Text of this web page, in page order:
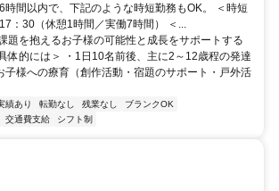
間以内で、下記のような時短勤務もOK。 ＜時短
：30（休憩1時間／実働7時間） ＜...
題を抱えるお子様の可能性と成長をサポートする
体的には＞ ・1日10名前後、主に2～12歳程の発達
子様への療育（創作活動・宿題のサポート・戸外活
績あり 転勤なし 残業なし
ブランクOK
交通費支給 シフト制